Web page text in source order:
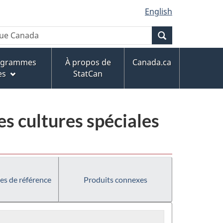
English
À propos de
StatCan
Canada.ca
cultures spéciales
de référence Produits connexes